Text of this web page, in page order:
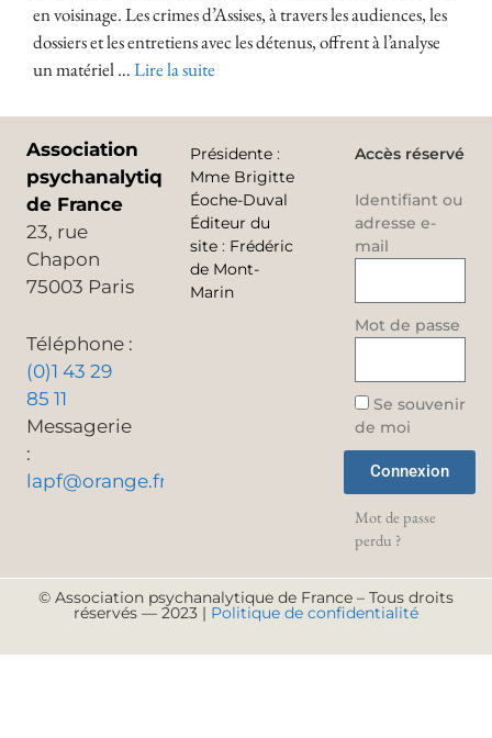
en voisinage. Les crimes d’Assises, à travers les audiences, les
dossiers et les entretiens avec les détenus, offrent à l’analyse
un matériel …Lire la suite
Association
psychanalytique
de France
23, rue
Chapon
75003 Paris
Téléphone :
(0)1 43 29
85 11
Messagerie
:
lapf@orange.fr
Présidente :
Mme Brigitte
Éoche-Duval
Éditeur du
site : Frédéric
de Mont-
Marin
Accès réservé
Identifiant ou
adresse e-
mail
Mot de passe
Se souvenir
de moi
Connexion
Mot de passe
perdu ?
© Association psychanalytique de France – Tous droits
réservés — 2023 | Politique de confidentialité